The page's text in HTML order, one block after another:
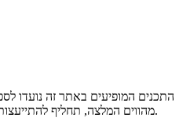
התכנים המופיעים באתר זה נועדו
מהווים המלצה, תחליף להתייעצות עם מומחה או קבלת ייעוץ רפואי.